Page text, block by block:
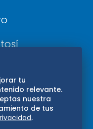
tu
relevante.
nuestra
de tus
.